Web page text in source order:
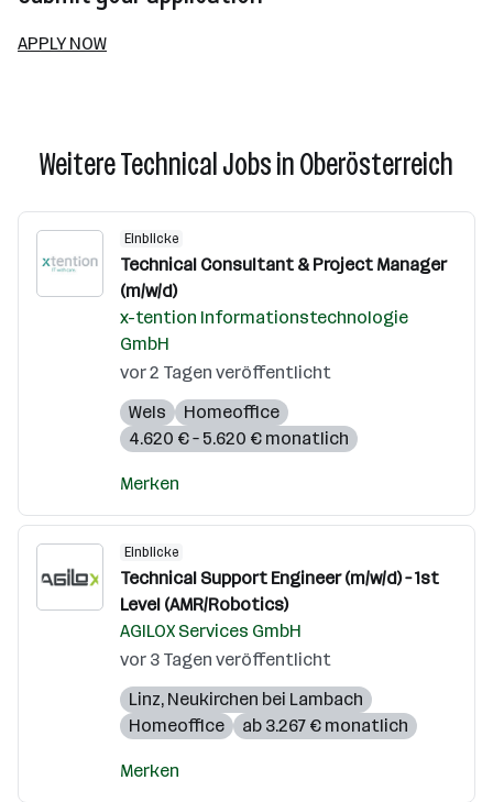
APPLY NOW
Weitere Technical Jobs in Oberösterreich
Einblicke
Technical Consultant & Project Manager
(m/w/d)
x-tention Informationstechnologie
GmbH
vor 2 Tagen veröffentlicht
Wels
Homeoffice
4.620 € – 5.620 € monatlich
Merken
Einblicke
Technical Support Engineer (m/w/d) – 1st
Level (AMR/Robotics)
AGILOX Services GmbH
vor 3 Tagen veröffentlicht
Linz, Neukirchen bei Lambach
Homeoffice
ab 3.267 € monatlich
Merken